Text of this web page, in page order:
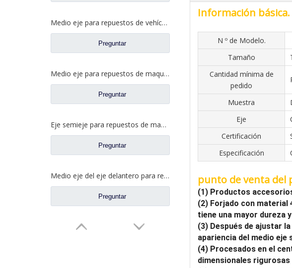
Medio eje para repuestos de vehículos agrícolas HG1050B
Preguntar
Medio eje para repuestos de maquinaria agrícola CD1080-1
Preguntar
Eje semieje para repuestos de maquinaria agrícola CD1014
Preguntar
Medio eje del eje delantero para repuestos de maquinaria de construcción
Preguntar
Información básica.
N º de Modelo.
Tamaño
Cantidad mínima de
pedido
Muestra
Eje
Certificación
Especificación
punto de venta del
(1) Productos
(2) Forjado con material
tiene una mayor dureza
(3) Después de ajustar
apariencia del medio eje
(4) Procesados ​​en el
dimensionales